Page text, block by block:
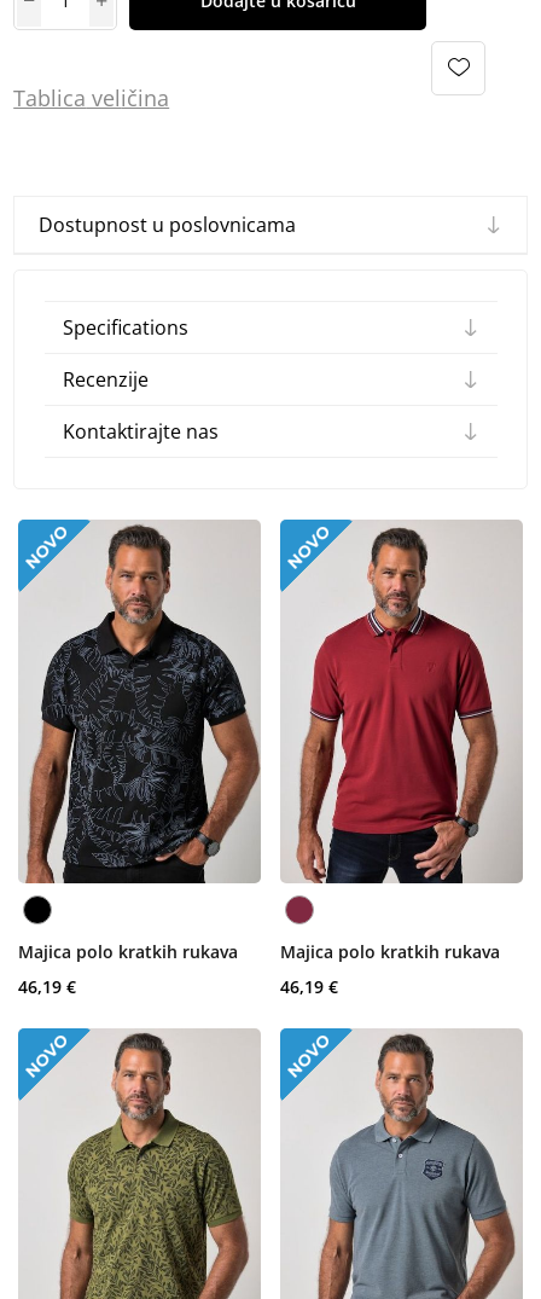
Tablica veličina
Dostupnost u poslovnicama
Specifications
Recenzije
Kontaktirajte nas
Majica polo kratkih rukava
46,19 €
Majica polo kratkih rukava
46,19 €